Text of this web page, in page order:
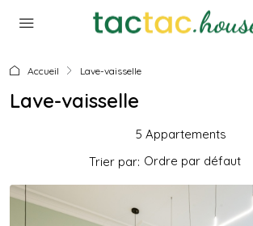
Accueil Lave-vaisselle
Lave-vaisselle
5 Appartements
Trier par: Ordre par défaut